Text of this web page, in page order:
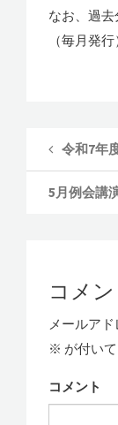
なお、過
（毎月発
令和7年
コメ
メールアド
※ が付い
コメント